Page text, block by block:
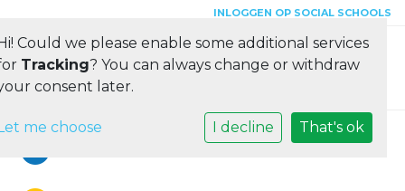
INLOGGEN OP SOCIAL SCHOOLS
Toggle
Could we please enable some additional services
Tracking? You can always change or withdraw
consent later.
me choose I decline That's ok